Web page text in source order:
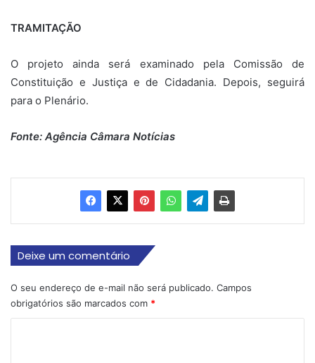
TRAMITAÇÃO
O projeto ainda será examinado pela Comissão de
Constituição e Justiça e de Cidadania. Depois, seguirá
para o Plenário.
Fonte: Agência Câmara Notícias
Deixe um comentário
O seu endereço de e-mail não será publicado. Campos
obrigatórios são marcados com *